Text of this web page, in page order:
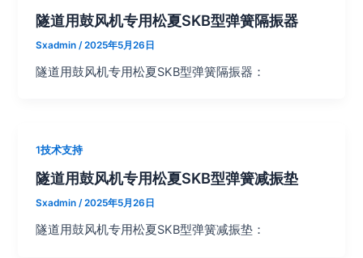
隧道用鼓风机专用松夏SKB型弹簧隔振器
Sxadmin /2025年5月26日
隧道用鼓风机专用松夏SKB型弹簧隔振器：
1技术支持
隧道用鼓风机专用松夏SKB型弹簧减振垫
Sxadmin/2025年5月26日
隧道用鼓风机专用松夏SKB型弹簧减振垫：